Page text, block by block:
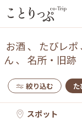
お酒 、 たびレポ
ん 、 名所・旧跡
絞り込む た
スポット